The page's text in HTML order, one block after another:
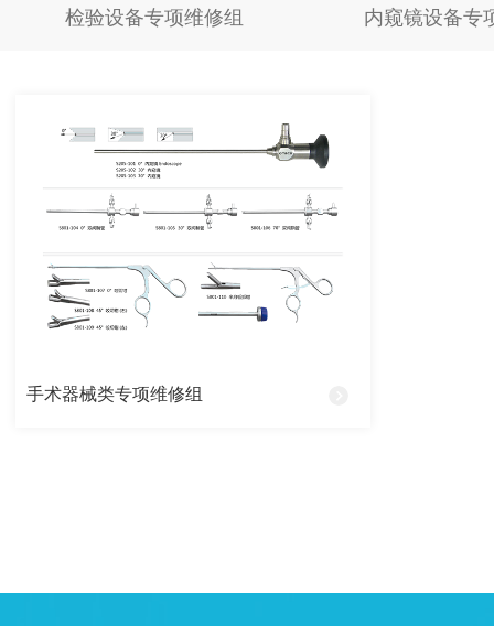
检验设备专项维修组 内窥镜设备专
手术器械类专项维修组